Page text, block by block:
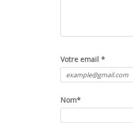
Votre email *
Nom*